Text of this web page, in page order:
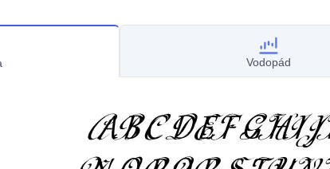
Vodopád